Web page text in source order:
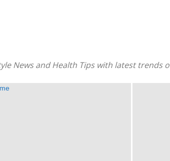
News and Health Tips with latest trends